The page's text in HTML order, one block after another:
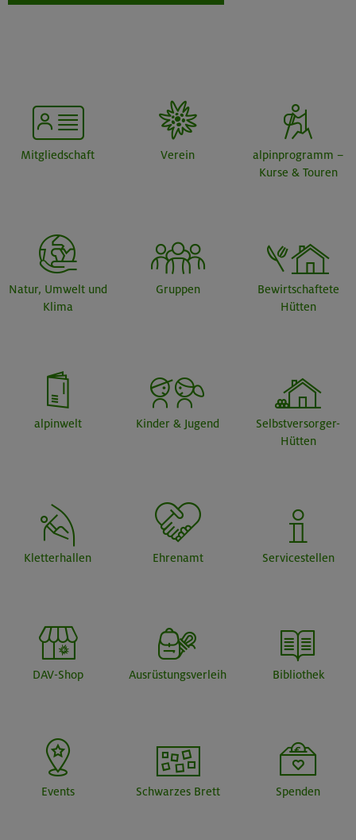
Mitgliedschaft Verein
alpinprogramm –
Kurse & Touren
Natur, Umwelt und
Klima
Gruppen
Bewirtschaftete
Hütten
alpinwelt Kinder & Jugend
Selbstversorger-
Hütten
Kletterhallen Ehrenamt Servicestellen
DAV-Shop Ausrüstungsverleih Bibliothek
Events Schwarzes Brett Spenden